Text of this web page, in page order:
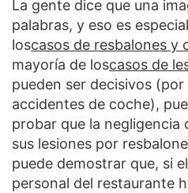
La gente dice que una
palabras, y eso es
loscasos de resbalones y
mayoría de loscasos de
pueden ser decisivos (por
accidentes de coche),
probar que la negligencia
sus lesiones por
puede demostrar que, si
personal del restaurante